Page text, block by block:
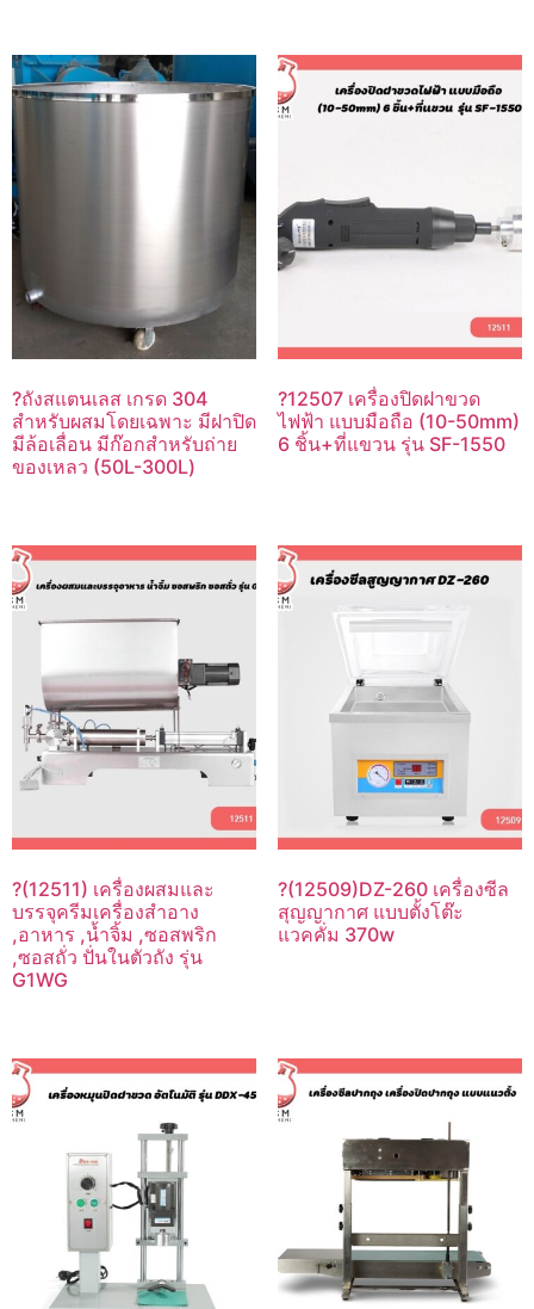
?ถังสแตนเลส เกรด 304
สำหรับผสมโดยเฉพาะ มีฝาปิด
มีล้อเลื่อน มีก๊อกสำหรับถ่าย
ของเหลว (50L-300L)
?12507 เครื่องปิดฝาขวด
ไฟฟ้า แบบมือถือ (10-50mm)
6 ชิ้น+ที่แขวน รุ่น SF-1550
?(12511) เครื่องผสมและ
บรรจุครีมเครื่องสำอาง
,อาหาร ,น้ำจิ้ม ,ซอสพริก
,ซอสถั่ว ปั่นในตัวถัง รุ่น
G1WG
?(12509)DZ-260 เครื่องซีล
สุญญากาศ แบบตั้งโต๊ะ
แวคคั่ม 370w